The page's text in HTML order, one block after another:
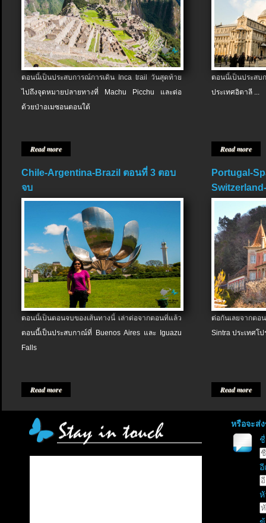
ตอนนี้เป็นประสบการณ์การเดิน Inca trail วันสุดท้าย
ไปถึงจุดหมายปลายทางที่ Machu Picchu และต่อ
ด้วยป่าอเมซอนตอนใต้
Read more
ตอนนี้เป็นประส
ประเทศอิตาลี ...
Read more
Chile-Argentina-Brazil ตอนที่ 3 ตอบ
จบ
ตอนนี้เป็นตอนจบของเส้นทางนี้ เล่าต่อจากตอนที่แล้ว
ตอนนี้เป็นประสบกาณ์ที่ Buenos Aires และ Iguazu
Falls
Read more
Portugal-
ต่อกันเลยจากต
Sintra ประเทศโป
Read more
หรือจะส่
อี
หั